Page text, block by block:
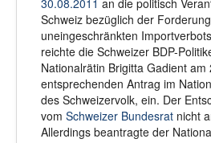
30.08.2011 an die politisch
Schweiz bezüglich der
uneingeschränkten
reichte die Schweizer BDP-
Nationalrätin Brigitta Gadient
entsprechenden Antrag im
des Schweizervolk, ein. Der
vom Schweizer Bundesrat nicht
Allerdings beantragte der